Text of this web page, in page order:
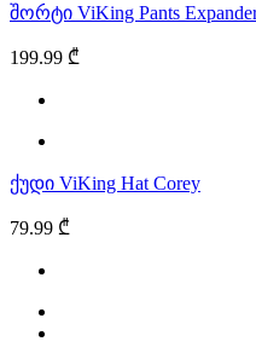
შორტი ViKing Pants
199.99 ₾
ქუდი ViKing Hat Corey
79.99 ₾